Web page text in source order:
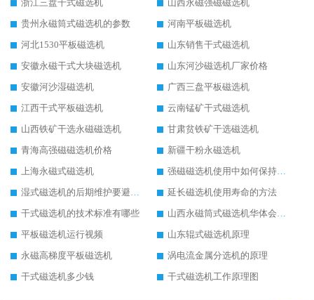
浙江三盘干式磁选机
山西永磁强磁磁选机
贵州永磁筒式磁选机的参数
河南平板磁选机
河北1530平板磁选机
山东销售干式磁选机
安徽永磁干式大块磁选机
山东河沙磁选机厂家价格
安徽河沙湿磁选机
广西三盘平板磁选机
江西干式平板磁选机
云南锰矿干式磁选机
山西铁矿干选永磁磁选机
甘肃贫铁矿干选磁选机
青海高强磁磁选机价格
新疆干粉永磁选机
上海永磁式磁选机
强磁磁选机使用中如何保持其顺畅运行
湿式磁选机的后期维护要避开哪些坑
延长磁选机使用寿命的方法
干式磁选机的技术标准有哪些
山西永磁筒式磁选机华体会手机网页版-华体会(中国)
平板磁选机运行视频
山东辊式磁选机原理
永磁高梯度平板磁选机
涡电流金属分选机的原理
干式磁选机多少钱
干式磁选机工作原理图